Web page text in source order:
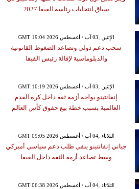
سباق انتخابات رئاسة الفيفا 2027
GMT 19:04 2026 الإثنين ,03 آب / أغسطس
سحب دعم دولي وتصاعد الضغوط القانونية
والدبلوماسية لإقالة رئيس الفيفا
GMT 10:19 2026 الإثنين ,03 آب / أغسطس
إنفانتينو يواجه أزمة ثقة داخل كرة القدم
العالمية بسبب خطة بيع حقوق كأس العالم
GMT 09:05 2026 الثلاثاء ,04 آب / أغسطس
جياني إنفانتينو ينفي طلب دعم سياسي أميركي
وسط تصاعد أزمة الثقة داخل الفيفا
GMT 06:38 2026 الثلاثاء ,04 آب / أغسطس